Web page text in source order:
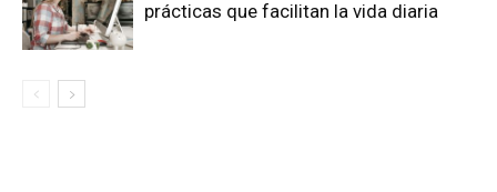
prácticas que facilitan la vida diaria